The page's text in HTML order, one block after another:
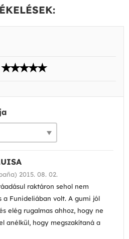
2015. 08. 02.
raktáron sehol nem
a Funideliában volt. A gumi jól
elég rugalmas ahhoz, hogy ne
anélkül, hogy megszakítaná a